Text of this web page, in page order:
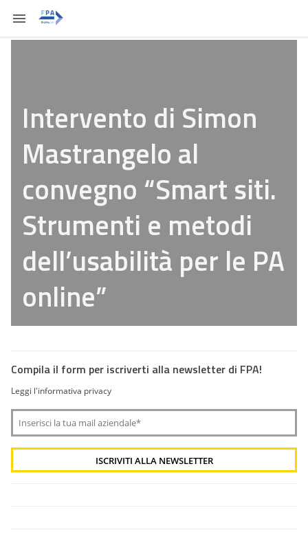
Intervento di Simon
Mastrangelo al
convegno “Smart siti.
Strumenti e metodi
dell’usabilità per le PA
online”
Compila il form per iscriverti alla newsletter di FPA!
Leggi l'informativa privacy